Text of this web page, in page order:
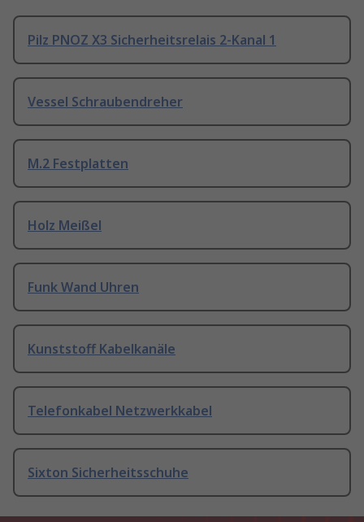
Pilz PNOZ X3 Sicherheitsrelais 2-Kanal 1
Vessel Schraubendreher
M.2 Festplatten
Holz Meißel
Funk Wand Uhren
Kunststoff Kabelkanäle
Telefonkabel Netzwerkkabel
Sixton Sicherheitsschuhe